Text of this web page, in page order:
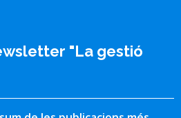
"La gestió